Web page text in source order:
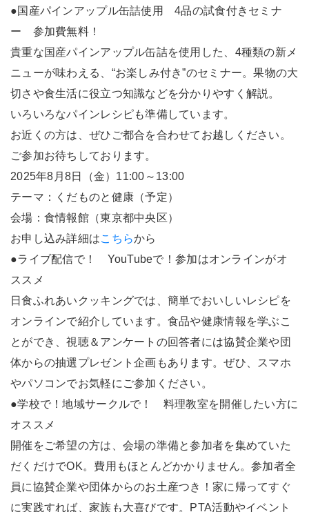
●国産パインアップル缶詰使用 4品の試食付きセミナ
ー 参加費無料！
貴重な国産パインアップル缶詰を使用した、4種類の新メ
ニューが味わえる、“お楽しみ付き”のセミナー。果物の大
切さや食生活に役立つ知識などを分かりやすく解説。
いろいろなパインレシピも準備しています。
お近くの方は、ぜひご都合を合わせてお越しください。
ご参加お待ちしております。
2025年8月8日（金）11:00～13:00
テーマ：くだものと健康（予定）
会場：食情報館（東京都中央区）
お申し込み詳細はこちらから
●ライブ配信で！ YouTubeで！参加はオンラインがオ
ススメ
日食ふれあいクッキングでは、簡単でおいしいレシピを
オンラインで紹介しています。食品や健康情報を学ぶこ
とができ、視聴＆アンケートの回答者には協賛企業や団
体からの抽選プレゼント企画もあります。ぜひ、スマホ
やパソコンでお気軽にご参加ください。
●学校で！地域サークルで！ 料理教室を開催したい方に
オススメ
開催をご希望の方は、会場の準備と参加者を集めていた
だくだけでOK。費用もほとんどかかりません。参加者全
員に協賛企業や団体からのお土産つき！家に帰ってすぐ
に実践すれば、家族も大喜びです。PTA活動やイベント